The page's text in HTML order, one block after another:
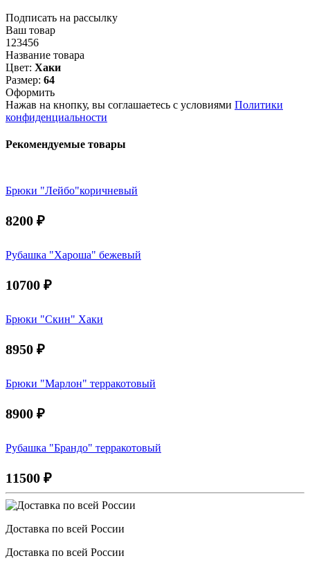
Подписать на рассылку
Ваш товар
123456
Название товара
Цвет: Хаки
Размер: 64
Оформить
Нажав на кнопку, вы соглашаетесь с условиями Политики
конфиденциальности
Рекомендуемые товары
Брюки "Лейбо"коричневый
8200 ₽
Рубашка "Хароша" бежевый
10700 ₽
Брюки "Скин" Хаки
8950 ₽
Брюки "Марлон" терракотовый
8900 ₽
Рубашка "Брандо" терракотовый
11500 ₽
Доставка по всей России
Доставка по всей России